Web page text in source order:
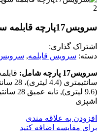
سرویس17پارچه قابلمه سوپر گرانيت دسینی مدل 2010
اشتراک گذاری:
دسته: سرویس قابلمه, سرویس
سرویس17 پارچه شامل:
اشپزی
افزودن به علاقه مندی
برای مقایسه اضافه کنید